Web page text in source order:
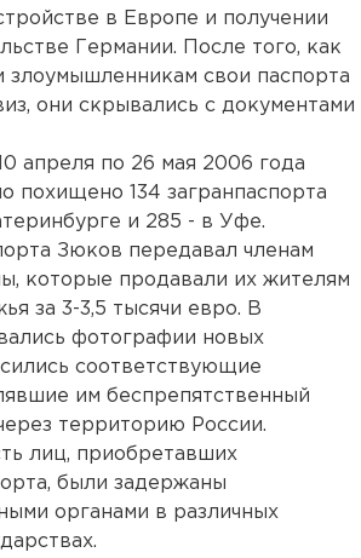
в Европе и получении
Германии. После того, как
злоумышленникам свои паспорта
они скрывались с документами
апреля по 26 мая 2006 года
похищено 134 загранпаспорта
и 285 - в Уфе.
Зюков передавал членам
которые продавали их жителям
за 3-3,5 тысячи евро. В
фотографии новых
соответствующие
им беспрепятственный
территорию России.
лиц, приобретавших
были задержаны
органами в различных